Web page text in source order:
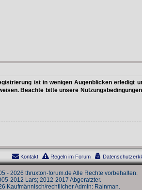
ist in wenigen Augenblicken erledigt
Beachte bitte unsere
Regeln im Forum
Kontakt
- 2026 thruxton-forum.de Alle Rechte vorbehalten.
2012 Lars; 2012-2017 Abgeratzter.
Kaufmännisch/rechtlicher Admin: Rainman.